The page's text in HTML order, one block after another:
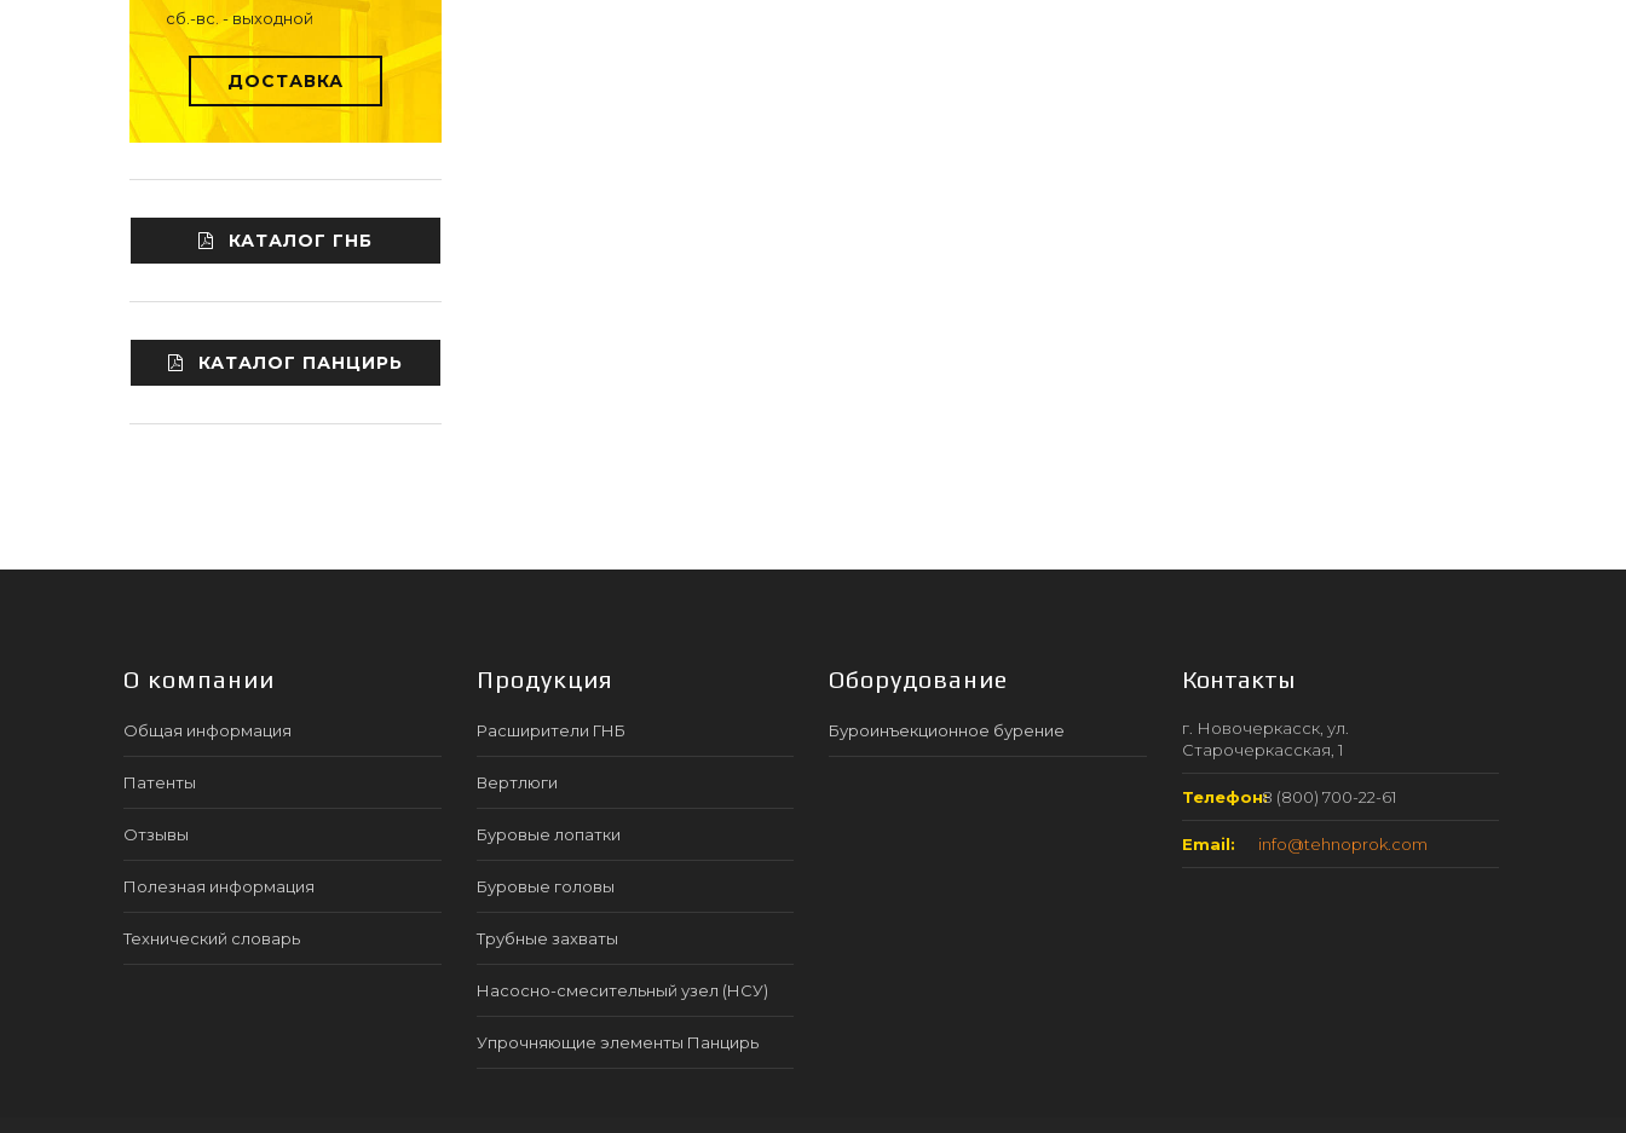
сб.-вс. - выходной
ДОСТАВКА
КАТАЛОГ ГНБ
КАТАЛОГ ПАНЦИРЬ
О компании
Общая информация
Патенты
Отзывы
Полезная информация
Технический словарь
Продукция
Расширители ГНБ
Вертлюги
Буровые лопатки
Буровые головы
Трубные захваты
Насосно-смесительный узел (НСУ)
Упрочняющие элементы Панцирь
Оборудование
Буроинъекционное бурение
Контакты
г. Новочеркасск, ул.
Старочеркасская, 1
Телефон:8 (800) 700-22-61
Email: info@tehnoprok.com